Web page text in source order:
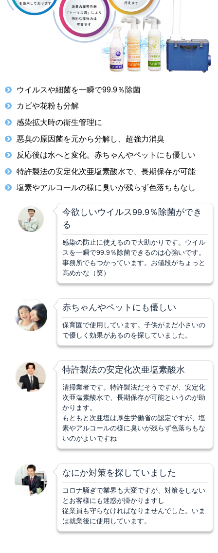
ウイルスや細菌を一瞬で99.9％除菌
カビや花粉も分解
感染拡大時の衛生管理に
悪臭の原因菌を元から分解し、超強力消臭
反応後は水へと変化。赤ちゃんやペットにも優しい
特許製法の安定化次亜塩素酸水で、長期保存が可能
塩素やアルコールの様に臭いが残らず色落ちもなし
今欲しいウイルス99.9％除菌ができ
る
感染の防止に使えるので大助かりです。ウイル
スを一瞬で99.9％除菌できるのは心強いです。
事務所でもつかっています。お値段がちょっと
高めかな（笑）
赤ちゃんやペットにも優しい
保育園で使用しています。子供がまだ小さいの
で優しく効果があるのを探していました。
特許製法の安定化次亜塩素酸水
清掃業者です。特許製法だそうですが、安定化
次亜塩素酸水で、長期保存が可能というのが助
かります。
もともと次亜塩は厚生労働省の認定ですが、塩
素やアルコールの様に臭いが残らず色落ちもな
いのがよいですね
なにか対策を探していました
コロナ騒ぎで業界も大変ですが、対策をしない
とお客様にも迷惑が掛かりますし
従業員も守らなければなりませんでした。いま
は就業後に使用しています。